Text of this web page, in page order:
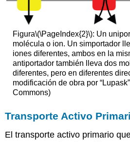
Figura\(\PageIndex{2}\): Un
molécula o ion. Un simportador
iones diferentes, ambos en la
antiportador también lleva dos
diferentes, pero en diferentes
modificación de obra por
Commons)
Transporte Activo
El transporte activo primario